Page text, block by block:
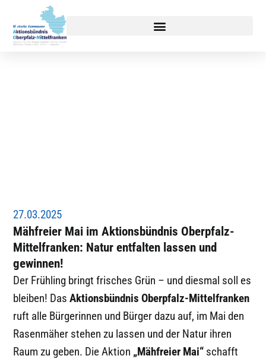
27.03.2025
Mähfreier Mai im Aktionsbündnis Oberpfalz-
Mittelfranken: Natur entfalten lassen und
gewinnen!
Der Frühling bringt frisches Grün – und diesmal soll es
bleiben! DasAktionsbündnis Oberpfalz-Mittelfranken
ruft alle Bürgerinnen und Bürger dazu auf, im Mai den
Rasenmäher stehen zu lassen und der Natur ihren
Raum zu geben. Die Aktion „Mähfreier Mai“ schafft